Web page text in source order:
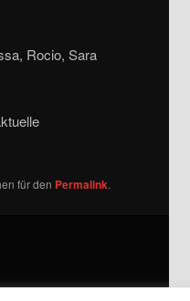
Rocio, Sara
für den Permalink.